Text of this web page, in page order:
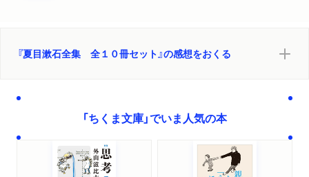
『夏目漱石全集 全１０冊セット』の感想をおくる
「ちくま文庫」でいま人気の本